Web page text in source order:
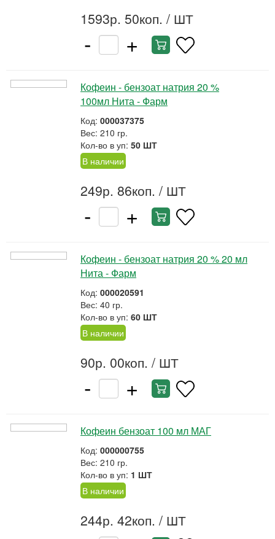
1593р. 50коп. / ШТ
- +
Кофеин - бензоат натрия 20 %
100мл Нита - Фарм
Код: 000037375
Вес: 210 гр.
Кол-во в уп: 50 ШТ
В наличии
249р. 86коп. / ШТ
- +
Кофеин - бензоат натрия 20 % 20 мл
Нита - Фарм
Код: 000020591
Вес: 40 гр.
Кол-во в уп: 60 ШТ
В наличии
90р. 00коп. / ШТ
- +
Кофеин бензоат 100 мл МАГ
Код: 000000755
Вес: 210 гр.
Кол-во в уп: 1 ШТ
В наличии
244р. 42коп. / ШТ